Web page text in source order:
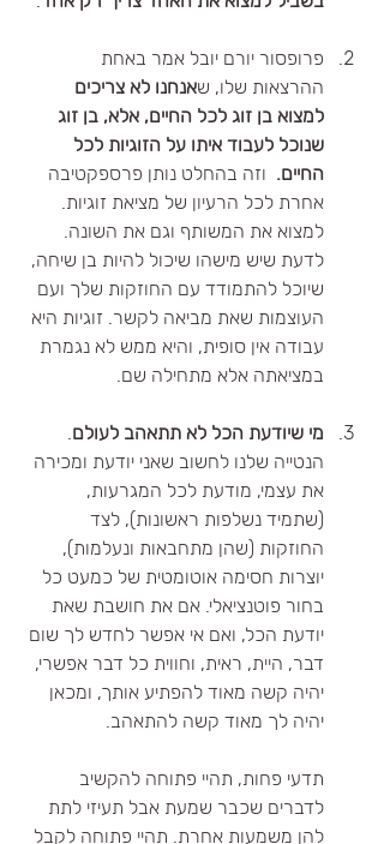
פרופסור יורם יובל אמר באחת
ההרצאות שלו, שאנחנו לא צריכים
למצוא בן זוג לכל החיים, אלא, בן זוג
שנוכל לעבוד איתו על הזוגיות לכל
החיים. וזה בהחלט נותן פרספקטיבה
אחרת לכל הרעיון של מציאת זוגיות.
למצוא את המשותף וגם את השונה.
לדעת שיש מישהו שיכול להיות בן שיחה,
שיוכל להתמודד עם החוזקות שלך ועם
העוצמות שאת מביאה לקשר. זוגיות היא
עבודה אין סופית, והיא ממש לא נגמרת
במציאתה אלא מתחילה שם.
מי שיודעת הכל לא תתאהב לעולם.
הנטייה שלנו לחשוב שאני יודעת ומכירה
את עצמי, מודעת לכל המגרעות,
(שתמיד נשלפות ראשונות), לצד
החוזקות (שהן מתחבאות ונעלמות),
יוצרות חסימה אוטומטית של כמעט כל
בחור פוטנציאלי. אם את חושבת שאת
יודעת הכל, ואם אי אפשר לחדש לך שום
דבר, היית, ראית, וחווית כל דבר אפשרי,
יהיה קשה מאוד להפתיע אותך, ומכאן
יהיה לך מאוד קשה להתאהב.
תדעי פחות, תהיי פתוחה להקשיב
לדברים שכבר שמעת אבל תעיזי לתת
להן משמעות אחרת. תהיי פתוחה לקבל